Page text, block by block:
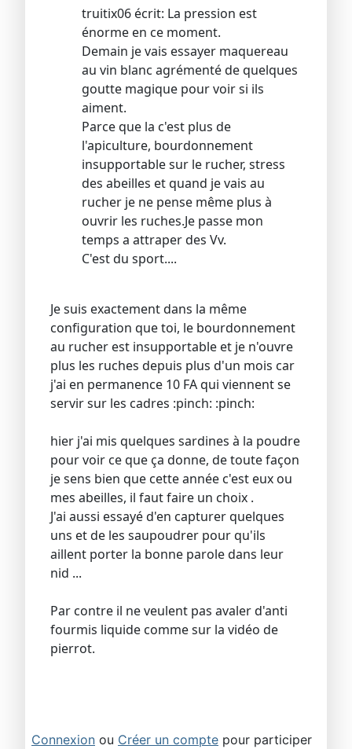
truitix06 écrit: La pression est
énorme en ce moment.
Demain je vais essayer maquereau
au vin blanc agrémenté de quelques
goutte magique pour voir si ils
aiment.
Parce que la c'est plus de
l'apiculture, bourdonnement
insupportable sur le rucher, stress
des abeilles et quand je vais au
rucher je ne pense même plus à
ouvrir les ruches.Je passe mon
temps a attraper des Vv.
C'est du sport....
Je suis exactement dans la même
configuration que toi, le bourdonnement
au rucher est insupportable et je n'ouvre
plus les ruches depuis plus d'un mois car
j'ai en permanence 10 FA qui viennent se
servir sur les cadres :pinch: :pinch:
hier j'ai mis quelques sardines à la poudre
pour voir ce que ça donne, de toute façon
je sens bien que cette année c'est eux ou
mes abeilles, il faut faire un choix .
J'ai aussi essayé d'en capturer quelques
uns et de les saupoudrer pour qu'ils
aillent porter la bonne parole dans leur
nid ...
Par contre il ne veulent pas avaler d'anti
fourmis liquide comme sur la vidéo de
pierrot.
Connexion ou Créer un compte pour participer